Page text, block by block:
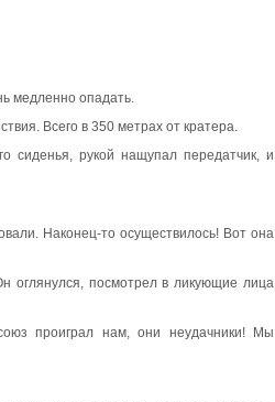
медленно опадать.
Всего в 350 метрах от кратера.
сиденья, рукой нащупал передатчик, и
Наконец-то осуществилось! Вот она
оглянулся, посмотрел в ликующие лица
проиграл нам, они неудачники! Мы